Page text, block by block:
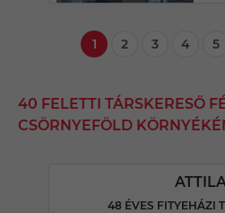
1 2 3 4 5
40 FELETTI TÁRSKERESŐ
CSÖRNYEFÖLD
48 ÉVES FITYEHÁZI